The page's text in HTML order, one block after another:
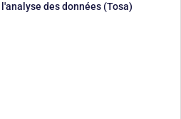
des données (Tosa)